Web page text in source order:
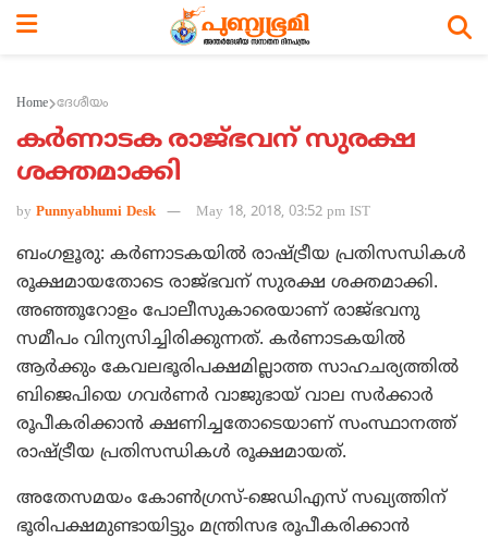
Home ദേശീയം
കര്‍ണാടക രാജ്ഭവന് സുരക്ഷ
ശക്തമാക്കി
by Punnyabhumi Desk May 18, 2018, 03:52 pm IST
ബംഗളൂരു: കര്‍ണാടകയില്‍ രാഷ്ട്രീയ പ്രതിസന്ധികള്‍
രൂക്ഷമായതോടെ രാജ്ഭവന് സുരക്ഷ ശക്തമാക്കി.
അഞ്ഞൂറോളം പോലീസുകാരെയാണ് രാജ്ഭവനു
സമീപം വിന്യസിച്ചിരിക്കുന്നത്. കര്‍ണാടകയില്‍
ആര്‍ക്കും കേവലഭൂരിപക്ഷമില്ലാത്ത സാഹചര്യത്തില്‍
ബിജെപിയെ ഗവര്‍ണര്‍ വാജുഭായ് വാല സര്‍ക്കാര്‍
രൂപീകരിക്കാന്‍ ക്ഷണിച്ചതോടെയാണ് സംസ്ഥാനത്ത്
രാഷ്ട്രീയ പ്രതിസന്ധികള്‍ രൂക്ഷമായത്.
അതേസമയം കോണ്‍ഗ്രസ്-ജെഡിഎസ് സഖ്യത്തിന്
ഭൂരിപക്ഷമുണ്ടായിട്ടും മന്ത്രിസഭ രൂപീകരിക്കാന്‍